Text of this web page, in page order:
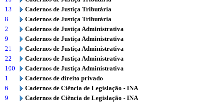
13
Cadernos de Justiça Tributária
8
Cadernos de Justiça Tributária
2
Cadernos de Justiça Administrativa
9
Cadernos de Justiça Administrativa
21
Cadernos de Justiça Administrativa
22
Cadernos de Justiça Administrativa
100
Cadernos de Justiça Administrativa
1
Cadernos de direito privado
6
Cadernos de Ciência de Legislação - INA
9
Cadernos de Ciência de Legislação - INA